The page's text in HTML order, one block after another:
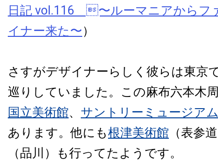
日記 vol.116 〜ルーマニアからフ
イナー来た〜）
さすがデザイナーらしく彼らは東京
巡りしていました。この麻布六本木
国立美術館、 サントリーミュージア
あります。他にも根津美術館 （表参
（品川）も行ってたようです。